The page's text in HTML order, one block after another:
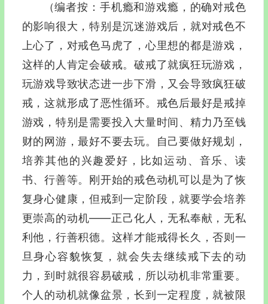
（编者按：手机瘾和游戏瘾，的确对戒色
的影响很大，特别是沉迷游戏后，就对戒色不
上心了，对戒色马虎了，心里想的都是游戏，
这样的人肯定会破戒。破戒了就疯狂玩游戏，
玩游戏导致状态进一步下滑，又会导致疯狂破
戒，这就形成了恶性循环。戒色后最好是戒掉
游戏，特别是需要投入大量时间、精力乃至钱
财的网游，最好不要去玩。自己要做好规划，
培养其他的兴趣爱好，比如运动、音乐、读
书、行善等。刚开始的戒色动机可以是为了恢
复身心健康，但戒到一定阶段，就要学会培养
更崇高的动机——正己化人，无私奉献，无私
利他，行善积德。这样才能戒得长久，否则一
旦身心容貌恢复，就会失去继续戒下去的动
力，到时就很容易破戒，所以动机非常重要。
个人的动机就像盆景，长到一定程度，就被限